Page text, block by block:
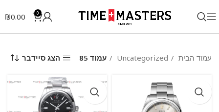
0
₪0.00
עמוד הבית Uncategorized עמוד 85 הצג סיידבר